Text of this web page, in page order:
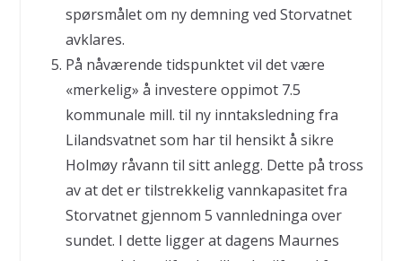
spørsmålet om ny demning ved Storvatnet
avklares.
På nåværende tidspunktet vil det være
«merkelig» å investere oppimot 7.5
kommunale mill. til ny inntaksledning fra
Lilandsvatnet som har til hensikt å sikre
Holmøy råvann til sitt anlegg. Dette på tross
av at det er tilstrekkelig vannkapasitet fra
Storvatnet gjennom 5 vannledninga over
sundet. I dette ligger at dagens Maurnes